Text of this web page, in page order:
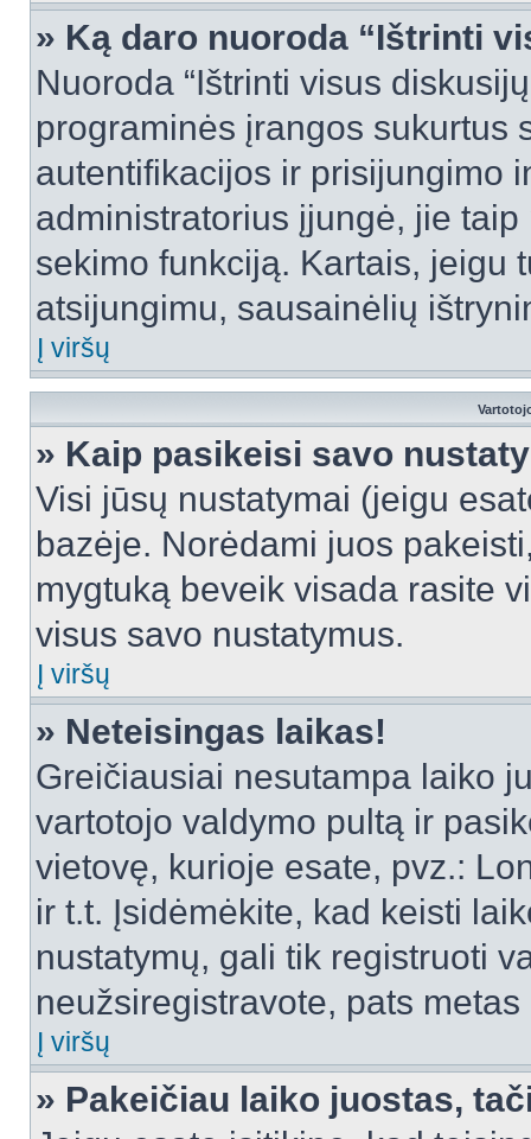
» Ką daro nuoroda “Ištrinti
Nuoroda “Ištrinti visus
programinės įrangos sukurtus
autentifikacijos ir prisijungimo
administratorius įjungė, jie
sekimo funkciją. Kartais, jeigu
atsijungimu, sausainėlių
Į viršų
» Kaip pasikeisi savo
Visi jūsų nustatymai (jeigu
bazėje. Norėdami juos
mygtuką beveik visada rasite
visus savo nustatymus.
Į viršų
» Neteisingas laikas!
Greičiausiai nesutampa laiko
vartotojo valdymo pultą ir
vietovę, kurioje esate, pvz.:
ir t.t. Įsidėmėkite, kad keisti
nustatymų, gali tik registruoti
neužsiregistravote, pats
Į viršų
» Pakeičiau laiko juostas,